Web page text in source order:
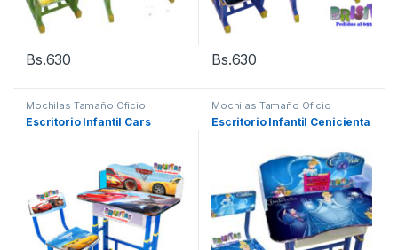
Bs.630 Bs.630
Mochilas Tamaño Oficio
Escritorio Infantil Cars
Mochilas Tamaño Oficio
Escritorio Infantil Cenicienta